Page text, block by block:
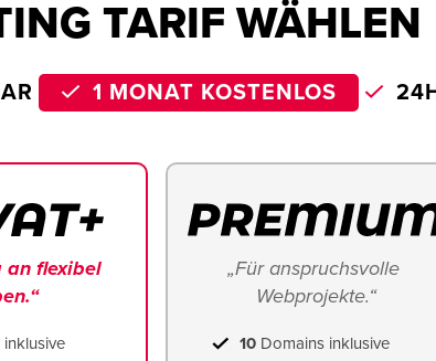
TARIF WÄHLEN
1 MONAT KOSTENLOS
an flexibel
„Für anspruchsvolle
Webprojekte.“
10 Domains inklusive